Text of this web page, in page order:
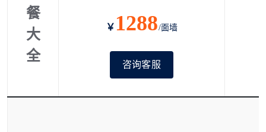
餐
大
全
￥ 1288/面墙
咨询客服